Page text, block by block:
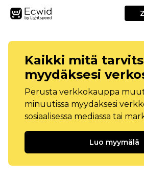
Kaikki mitä
myydäksesi
Perusta verkkokauppa
minuutissa myydäksesi
sosiaalisessa mediassa tai
Luo myymälä